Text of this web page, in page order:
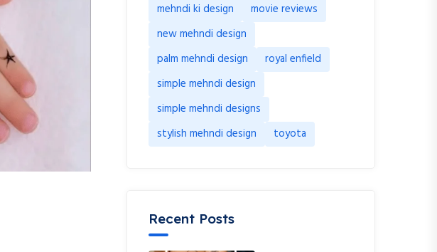
mehndi ki design
movie reviews
new mehndi design
palm mehndi design
royal enfield
simple mehndi design
simple mehndi designs
stylish mehndi design
toyota
Recent Posts